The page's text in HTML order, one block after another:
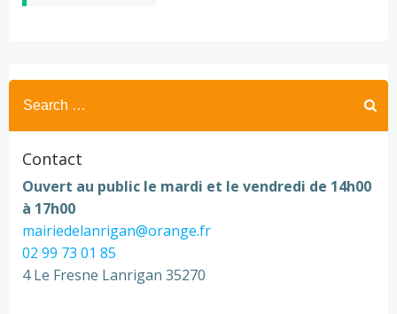
Search
for:
Contact
Ouvert au public le mardi et le vendredi de 14h00
à 17h00
mairiedelanrigan@orange.fr
02 99 73 01 85
4 Le Fresne Lanrigan 35270